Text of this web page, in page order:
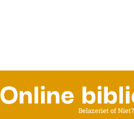
OnlineBelazeriet of Niet?